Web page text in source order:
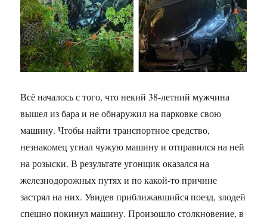
Всё началось с того, что некий 38-летний мужчина
вышел из бара и не обнаружил на парковке свою
машину. Чтобы найти транспортное средство,
незнакомец угнал чужую машину и отправился на ней
на розыски. В результате угонщик оказался на
железнодорожных путях и по какой-то причине
застрял на них. Увидев приближавшийся поезд, злодей
спешно покинул машину. Произошло столкновение, в